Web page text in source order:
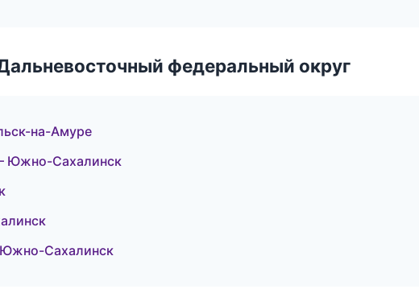
федеральный округ
на-Амуре
Южно-Сахалинск
Сахалинск